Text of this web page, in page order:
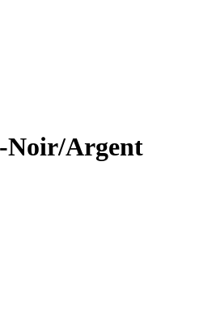
Noir/Argent